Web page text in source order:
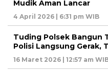
Mudik Aman Lancar
4 April 2026 | 6:31 pm WIB
Tuding Polsek Bangun
Polisi Langsung Gerak,
16 Maret 2026 | 12:57 am